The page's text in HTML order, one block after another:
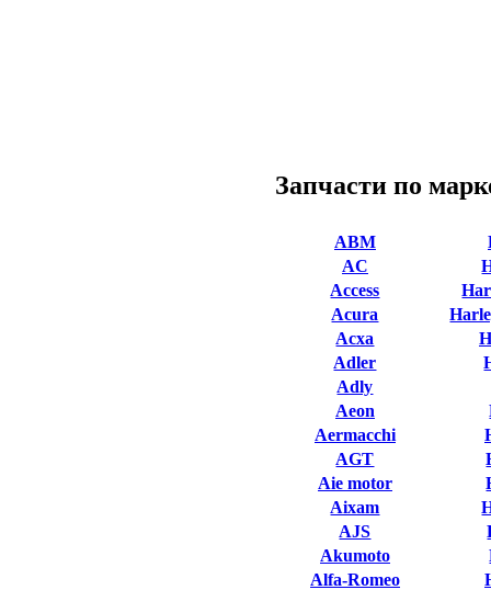
Запчасти по
ABM
AC
Access
Acura
Acxa
Adler
Adly
Aeon
Aermacchi
AGT
Aie motor
Aixam
AJS
Akumoto
Alfa-Romeo